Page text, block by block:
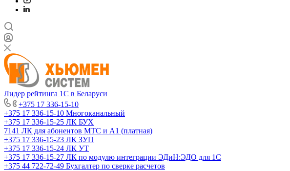
Лидер рейтинга 1С в Беларуси
+375 17 336-15-10
+375 17 336-15-10 Многоканальный
+375 17 336-15-25 ЛК БУХ
7141 ЛК для абонентов МТС и А1 (платная)
+375 17 336-15-23 ЛК ЗУП
+375 17 336-15-24 ЛК УТ
+375 17 336-15-27 ЛК по модулю интеграции ЭДиН:ЭДО для 1С
+375 44 722-72-49 Бухгалтер по сверке расчетов